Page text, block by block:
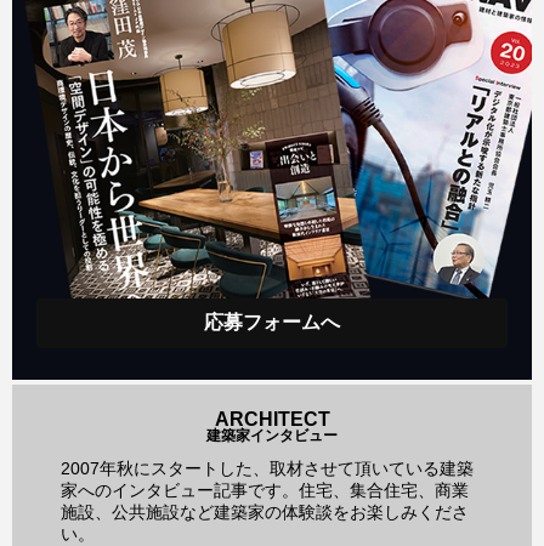
応募フォームへ
ARCHITECT
建築家インタビュー
2007年秋にスタートした、取材させて頂いている建築
家へのインタビュー記事です。住宅、集合住宅、商業
施設、公共施設など建築家の体験談をお楽しみくださ
い。